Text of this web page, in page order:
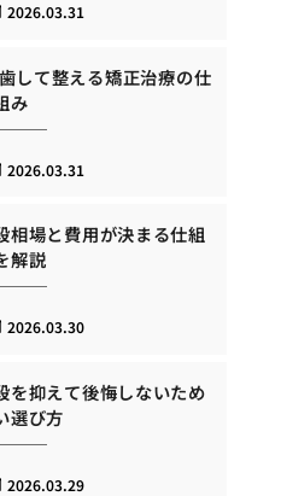
2026.03.31
して整える矯正治療の仕
み
2026.03.31
相場と費用が決まる仕組
解説
2026.03.30
を抑えて後悔しないため
選び方
2026.03.29